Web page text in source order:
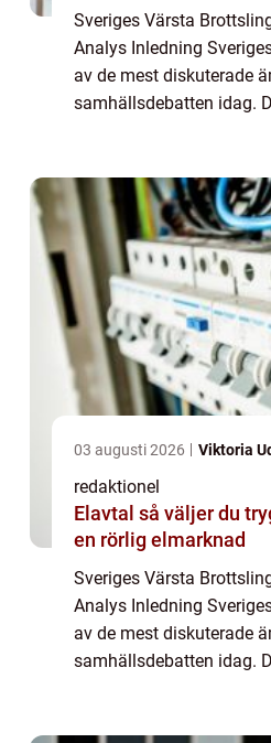
Sveriges Värsta
Analys Inledning
av de mest diskuterade
samhällsdebatten idag.
03 augusti 2026 Viktoria
redaktionel
Elavtal så väljer du tryggt och smart i
en rörlig elmarknad
Sveriges Värsta
Analys Inledning
av de mest diskuterade
samhällsdebatten idag.